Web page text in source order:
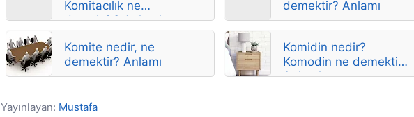
Komitacılık ne
demektir? Anlamları
demektir? Anlamı
Komite nedir, ne
demektir? Anlamı
Komidin nedir?
Komodin ne demektir?
Anlamları
Yayınlayan: Mustafa